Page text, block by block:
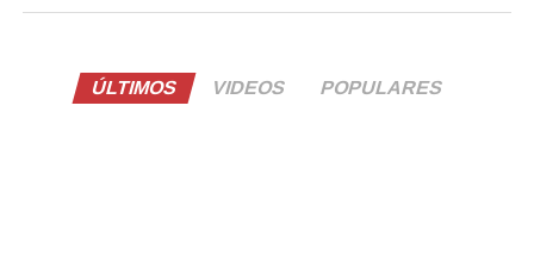
ÚLTIMOS VIDEOS POPULARES